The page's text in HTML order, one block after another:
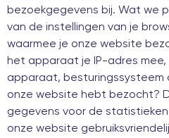
bezoekgegevens bij. Wat we
van de instellingen van je
waarmee je onze website
het apparaat je IP-adres
apparaat,
onze website hebt bezocht?
gegevens voor de
onze website